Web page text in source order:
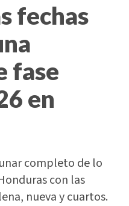
fechas
fase
en
completo de lo
con las
nueva y cuartos.